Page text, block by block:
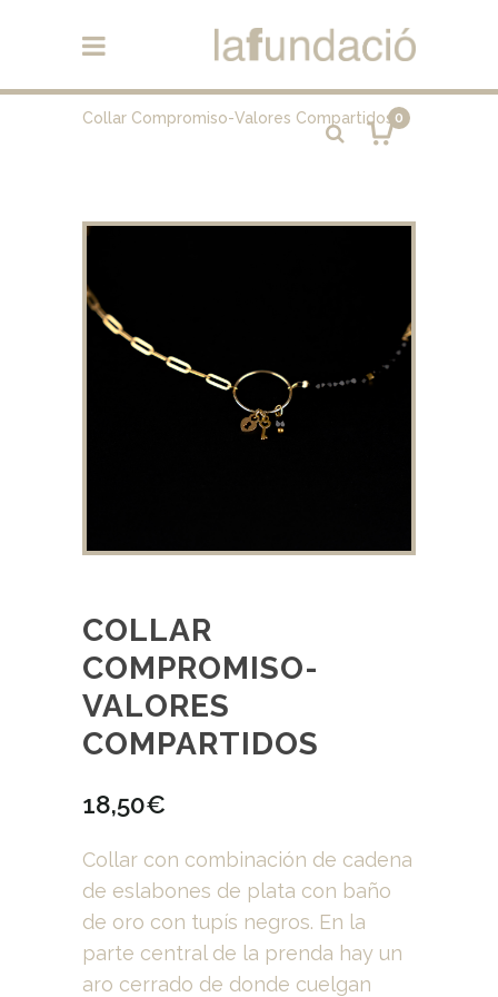
0
Collar Compromiso-Valores Compartidos
COLLAR
COMPROMISO-
VALORES
COMPARTIDOS
18,50€
Collar con combinación de cadena
de eslabones de plata con baño
de oro con tupís negros. En la
parte central de la prenda hay un
aro cerrado de donde cuelgan